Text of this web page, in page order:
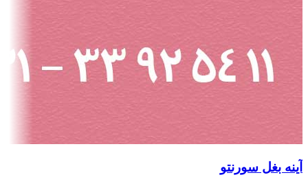
آینه بغل سورنتو